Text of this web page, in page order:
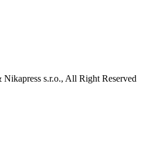
s.r.o., All Right Reserved